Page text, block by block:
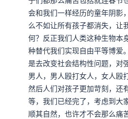
会和我们一样经历的童年阴影
么不如让所有孩子都消失，让
何？反正我们人类这种生物本
种替代我们实现自由平等博爱
是去改变社会结构性问题，对
男人，男人殴打女人，女人殴
然后人们对孩子更加苛刻，还
等，我们已经完了，考虑到大
顺其自然，也许才不会那么痛苦